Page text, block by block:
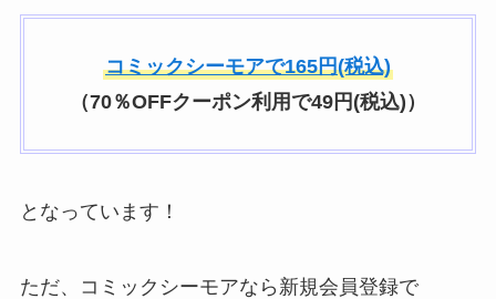
コミックシーモアで165円(税込)
（70％OFFクーポン利用で49円(税込)）
となっています！
ただ、コミックシーモアなら新規会員登録で